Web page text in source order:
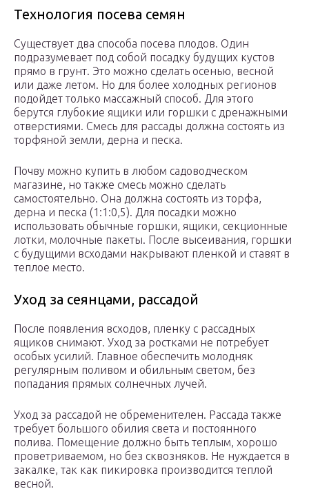
Технология посева семян
Существует два способа посева плодов. Один
подразумевает под собой посадку будущих кустов
прямо в грунт. Это можно сделать осенью, весной
или даже летом. Но для более холодных регионов
подойдет только массажный способ. Для этого
берутся глубокие ящики или горшки с дренажными
отверстиями. Смесь для рассады должна состоять из
торфяной земли, дерна и песка.
Почву можно купить в любом садоводческом
магазине, но также смесь можно сделать
самостоятельно. Она должна состоять из торфа,
дерна и песка (1:1:0,5). Для посадки можно
использовать обычные горшки, ящики, секционные
лотки, молочные пакеты. После высеивания, горшки
с будущими всходами накрывают пленкой и ставят в
теплое место.
Уход за сеянцами, рассадой
После появления всходов, пленку с рассадных
ящиков снимают. Уход за ростками не потребует
особых усилий. Главное обеспечить молодняк
регулярным поливом и обильным светом, без
попадания прямых солнечных лучей.
Уход за рассадой не обременителен. Рассада также
требует большого обилия света и постоянного
полива. Помещение должно быть теплым, хорошо
проветриваемом, но без сквозняков. Не нуждается в
закалке, так как пикировка производится теплой
весной.